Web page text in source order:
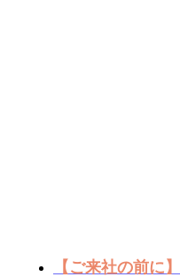
【ご来社の前に】